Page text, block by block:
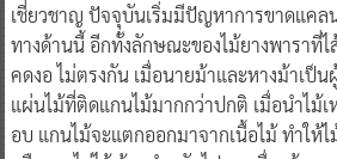
เชี่ยวชาญ ปัจจุบันเริ่มมีปัญหาการขาดแคล
ทางด้านนี้ อีกทั้งลักษณะของไม้ยางพาราที่
คดงอ ไม่ตรงกัน เมื่อนายม้าและหางม้าเป็
แผ่นไม้ที่ติดแกนไม้มากกว่าปกติ เมื่อนำไม้เ
อบ แกนไม้จะแตกออกมาจากเนื้อไม้ ทำให้